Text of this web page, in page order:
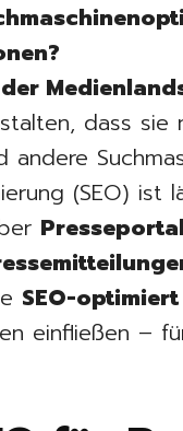
dass sie
andere
(SEO) ist
SEO-optimiert
einfließen –